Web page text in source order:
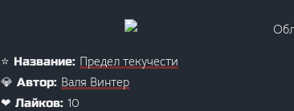
⭐ Название: Предел текучести
💎 Автор: Валя Винтер
❤ Лайков: 10